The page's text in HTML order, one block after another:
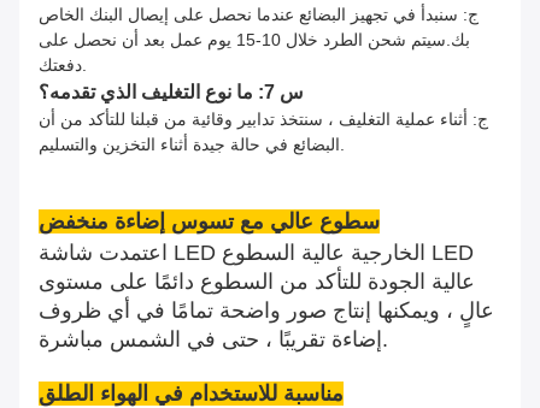
ج: سنبدأ في تجهيز البضائع عندما نحصل على إيصال البنك الخاص
بك.سيتم شحن الطرد خلال 10-15 يوم عمل بعد أن نحصل على
دفعتك.
س 7: ما نوع التغليف الذي تقدمه؟
ج: أثناء عملية التغليف ، سنتخذ تدابير وقائية من قبلنا للتأكد من أن
البضائع في حالة جيدة أثناء التخزين والتسليم.
سطوع عالي مع تسوس إضاءة منخفض
اعتمدت شاشة LED الخارجية عالية السطوع LED
عالية الجودة للتأكد من السطوع دائمًا على مستوى
عالٍ ، ويمكنها إنتاج صور واضحة تمامًا في أي ظروف
إضاءة تقريبًا ، حتى في الشمس مباشرة.
مناسبة للاستخدام في الهواء الطلق